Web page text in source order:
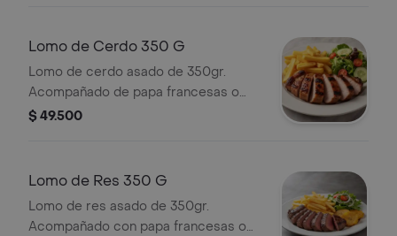
Lomo de Cerdo 350 G
Lomo de cerdo asado de 350gr.
Acompañado de papa francesas o
patacones y ensalada fresca
$ 49.500
Lomo de Res 350 G
Lomo de res asado de 350gr.
Acompañado con papa francesas o